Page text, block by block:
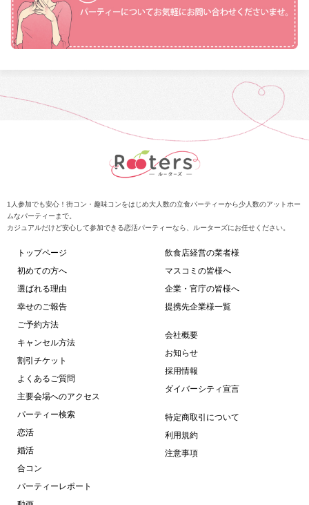
1人参加でも安心！街コン・趣味コンをはじめ大人数の立食パーティーから少人数のアットホー
ムなパーティーまで。
カジュアルだけど安心して参加できる恋活パーティーなら、ルーターズにお任せください。
トップページ
初めての方へ
選ばれる理由
幸せのご報告
ご予約方法
キャンセル方法
割引チケット
よくあるご質問
主要会場へのアクセス
パーティー検索
恋活
婚活
合コン
パーティーレポート
飲食店経営の業者様
マスコミの皆様へ
企業・官庁の皆様へ
提携先企業様一覧
会社概要
お知らせ
採用情報
ダイバーシティ宣言
特定商取引について
利用規約
注意事項